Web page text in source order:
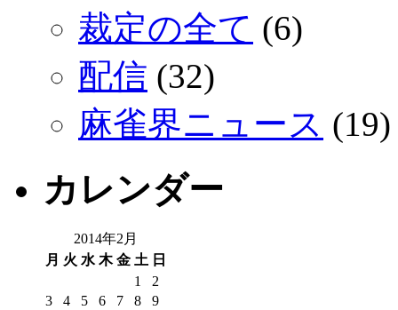
裁定の全て (6)
配信 (32)
麻雀界ニュース (19)
カレンダー
2014年2月
月 火 水 木 金 土 日
1
2
3
4 5 6 7 8
9